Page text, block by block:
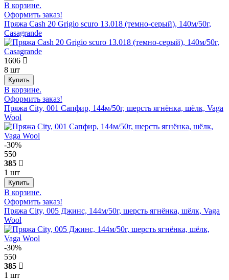
В корзине.
Оформить заказ!
Пряжа Cash 20 Grigio scuro 13.018 (темно-серый), 140м/50г,
Casagrande
1606
8 шт
В корзине.
Оформить заказ!
Пряжа City, 001 Сапфир, 144м/50г, шерсть ягнёнка, шёлк, Vaga
Wool
-30%
550
385
1 шт
В корзине.
Оформить заказ!
Пряжа City, 005 Джинс, 144м/50г, шерсть ягнёнка, шёлк, Vaga
Wool
-30%
550
385
1 шт